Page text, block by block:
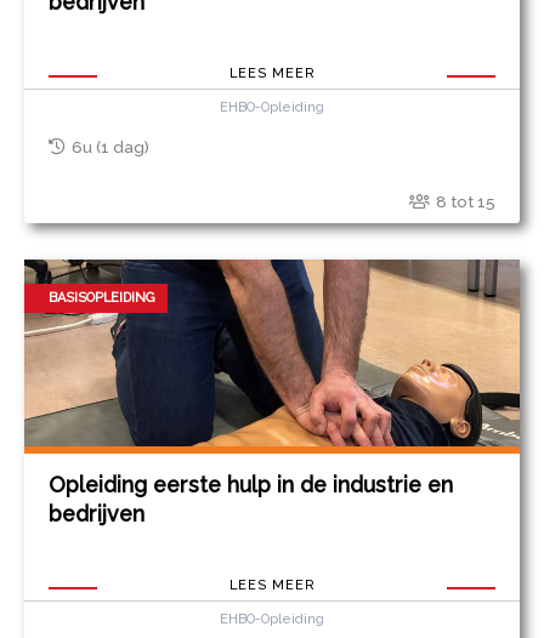
LEES MEER
EHBO-Opleiding
6u (1 dag)
8 tot 15
Opleiding eerste hulp in de industrie en
bedrijven
LEES MEER
EHBO-Opleiding
BASISOPLEIDING